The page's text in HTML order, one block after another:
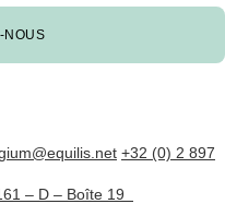
NOUS
+32 (0) 2 897
– D – Boîte 19